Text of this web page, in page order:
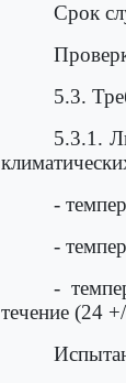
Срок
5.3.
5.3.1.
-
-
-
течение (24